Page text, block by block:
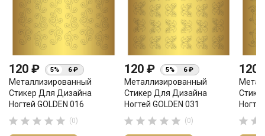
120 ₽ 5% 6 ₽
Металлизированный
Стикер Для Дизайна
Ногтей GOLDEN 016
     (0)
120 ₽ 5% 6 ₽
Металлизированный
Стикер Для Дизайна
Ногтей GOLDEN 031
     (0)
120
 